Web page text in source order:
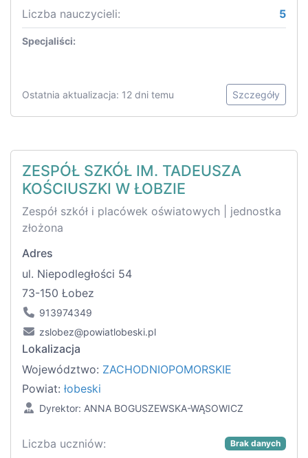
Liczba nauczycieli:
5
Specjaliści:
Ostatnia aktualizacja: 12 dni temu Szczegóły
ZESPÓŁ SZKÓŁ IM. TADEUSZA
KOŚCIUSZKI W ŁOBZIE
Zespół szkół i placówek oświatowych | jednostka
złożona
Adres
ul. Niepodległości 54
73-150 Łobez
913974349
zslobez@powiatlobeski.pl
Lokalizacja
Województwo: ZACHODNIOPOMORSKIE
Powiat: łobeski
Dyrektor: ANNA BOGUSZEWSKA-WĄSOWICZ
Liczba uczniów: Brak danych